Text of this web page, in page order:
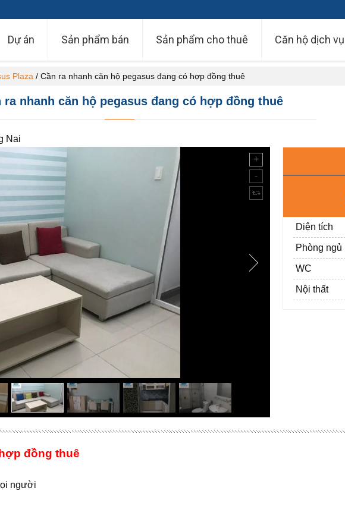
Dự án Sản phẩm bán Sản phẩm cho thuê Căn hộ dịch vụ
Plaza / Cần ra nhanh căn hộ pegasus đang có hợp đồng thuê
ra nhanh căn hộ pegasus đang có hợp đồng thuê
Nai
Diện tích
Phòng ngủ
WC
Nội thất
đồng thuê
người